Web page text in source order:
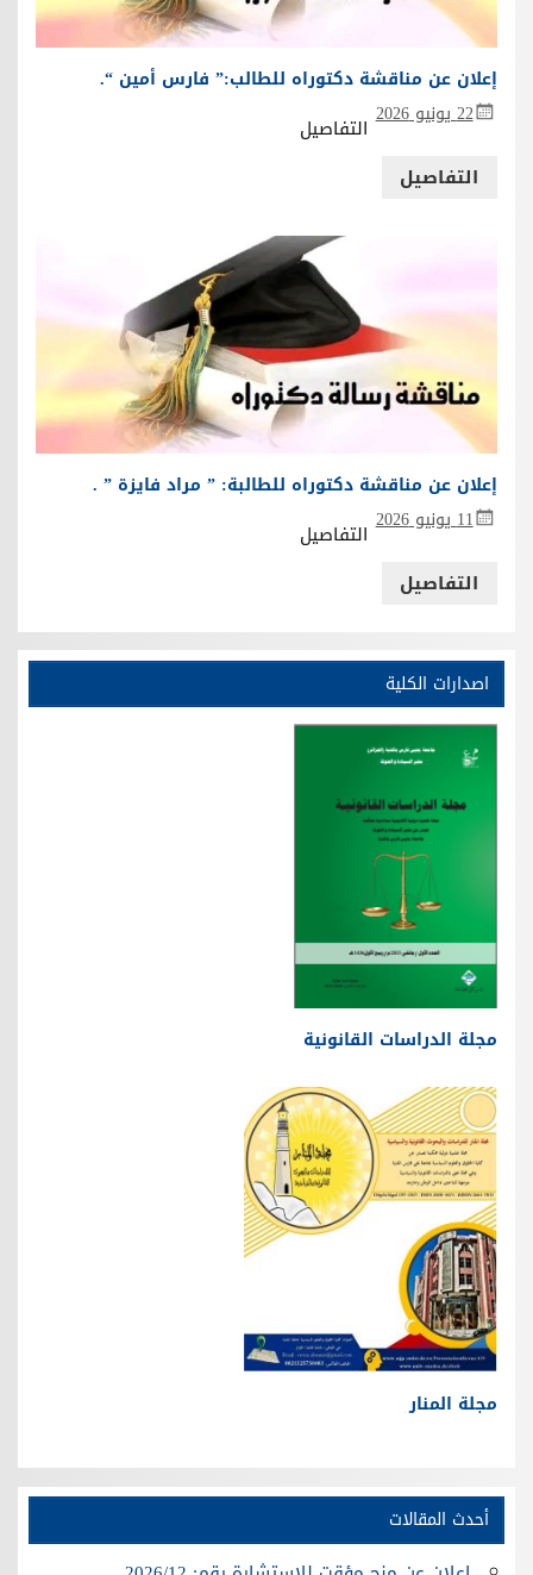
إعلان عن مناقشة دكتوراه للطالب:” فارس أمين “.
22 يونيو 2026
التفاصيل
التفاصيل
إعلان عن مناقشة دكتوراه للطالبة: ” مراد فايزة ” .
11 يونيو 2026
التفاصيل
التفاصيل
اصدارات الكلية
مجلة الدراسات القانونية
مجلة المنار
أحدث المقالات